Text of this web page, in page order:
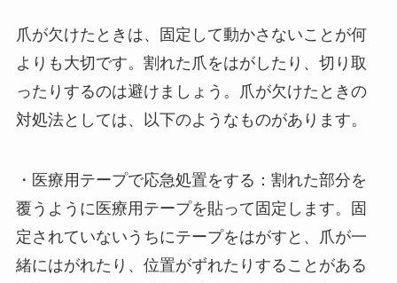
爪が欠けたときは、固定して動かさないことが何
よりも大切です。割れた爪をはがしたり、切り取
ったりするのは避けましょう。爪が欠けたときの
対処法としては、以下のようなものがあります。
・医療用テープで応急処置をする：割れた部分を
覆うように医療用テープを貼って固定します。固
定されていないうちにテープをはがすと、爪が一
緒にはがれたり、位置がずれたりすることがある